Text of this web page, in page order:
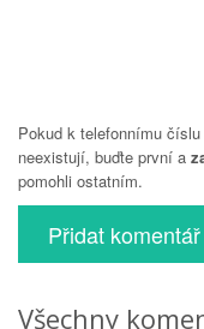
Pokud k telefonnímu
neexistují, buďte první a
pomohli ostatním.
Přidat komentář
Všechny